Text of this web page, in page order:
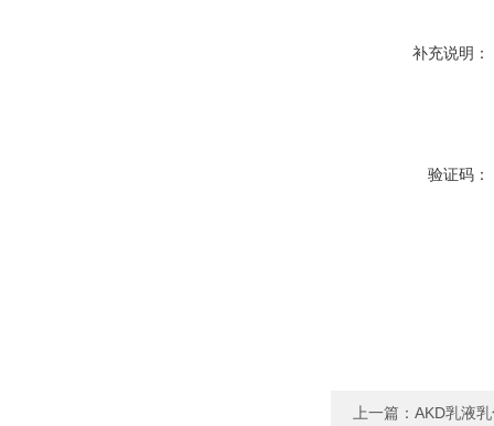
补充说明：
验证码：
上一篇： AKD乳液